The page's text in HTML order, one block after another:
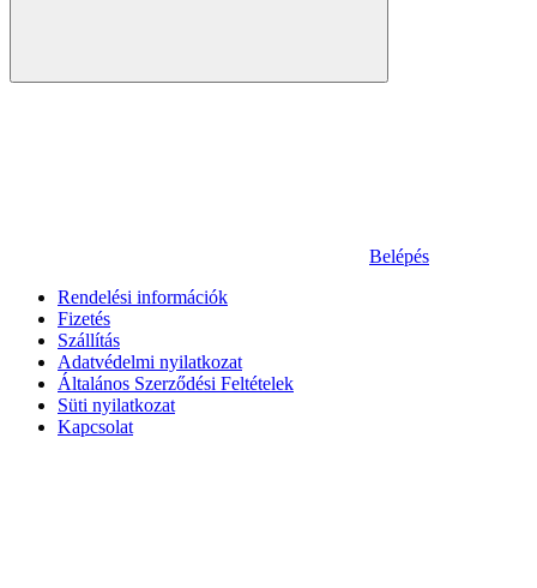
Belépés
Rendelési információk
Fizetés
Szállítás
Adatvédelmi nyilatkozat
Általános Szerződési Feltételek
Süti nyilatkozat
Kapcsolat